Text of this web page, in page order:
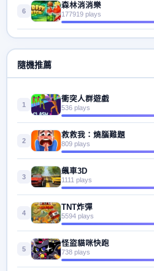
6
森林消消樂
177919 plays
隨機推薦
1
衝突人群遊戲
536 plays
2
救救我：燒腦難題
809 plays
3
飆車3D
1111 plays
4
TNT炸彈
5594 plays
5
怪盜貓咪快跑
738 plays